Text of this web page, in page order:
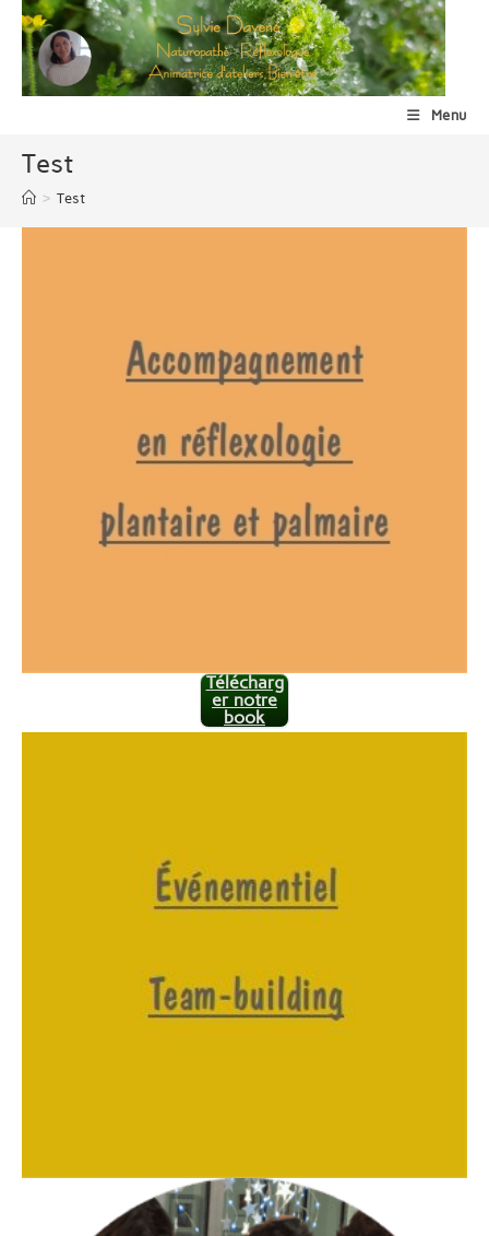
Skip
content
Menu
Test
> Test
Télécharg
er notre
book